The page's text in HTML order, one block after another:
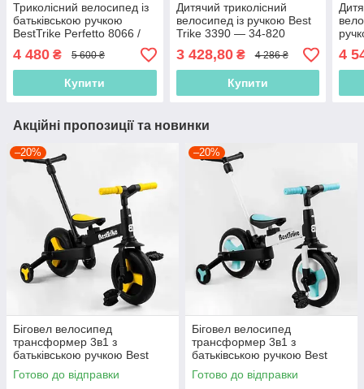
Триколісний велосипед із
батьківською ручкою
BestTrike Perfetto 8066 /
608-70 Синій, надувні
колеса
4 480 ₴ 5 600 ₴
Купити
Дитячий триколісний
велосипед із ручкою Best
Trike 3390 — 34-820
Зелений, надувні колеса,
фара з USB, пульт
3 428,80₴ 4 286 ₴
Купити
4
Акційні пропозиції та новинки
–20%
Біговел велосипед
трансформер 3в1 з
батьківською ручкою Best
Trike 58195 колеса PU 10
дюймів, Жовтий
Готово до відправки
–20%
Біговел велосипед
трансформер 3в1 з
батьківською ручкою Best
Trike 56659 колеса PU 10
дюймів, Блакитний
Готово до відправки